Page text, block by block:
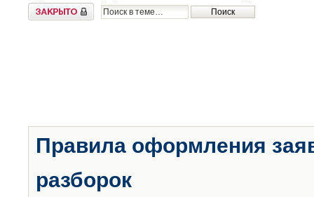
Закрыто
Правила оформления
разборок